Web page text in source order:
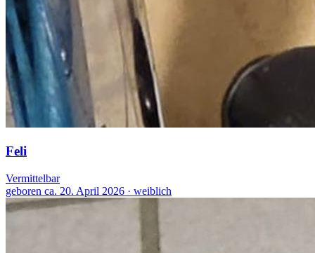
Feli
Vermittelbar
geboren ca. 20. April 2026 · weiblich